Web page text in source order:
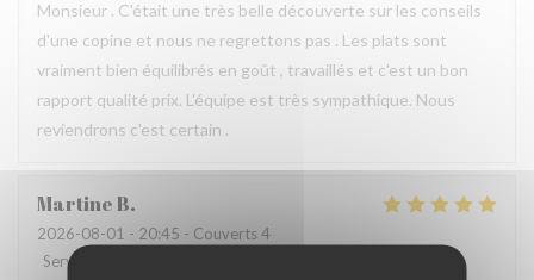
Monsieur . C'était une très belle découverte sur les conseils
d'une copine et nous ne regrettons pas . Les plats sont
vraiment bien équilibrés en goût , travaillés et c'est un bon
rapport qualité prix. L'équipe est très sympathique. Nous
reviendrons c'est certain .
MartineB
2026-08-01 - 20:45 - Couverts 4
Service
/5